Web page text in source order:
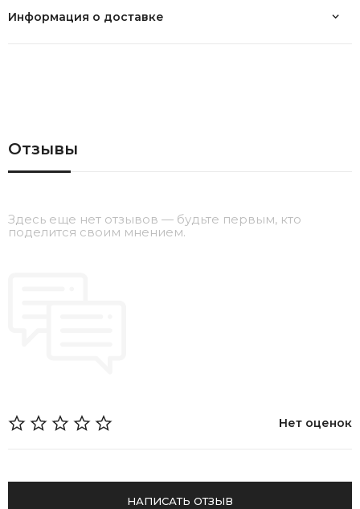
Информация о доставке
Отзывы
Здесь еще нет отзывов — будьте первым, кто
поделится своим мнением.
Нет оценок
НАПИСАТЬ ОТЗЫВ